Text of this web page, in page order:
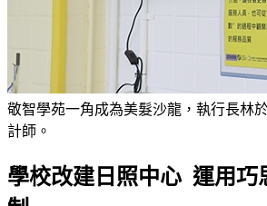
敬智學苑一角成為美髮沙龍，執行長林
計師。
學校改建日照中心 運用巧